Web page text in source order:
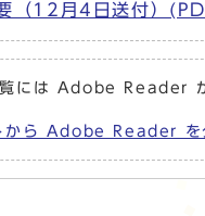
（12月4日送付）
には Adobe Reader
ら Adobe Reader を